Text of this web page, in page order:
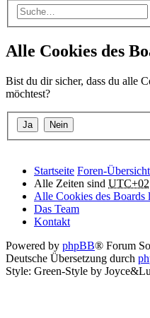
Alle Cookies des
Bist du dir sicher, dass du alle
möchtest?
Startseite Foren-Übersicht
Alle Zeiten sind
Alle Cookies des Boards
Das Team
Kontakt
Powered by phpBB® Forum
Deutsche Übersetzung durch
Style: Green-Style by